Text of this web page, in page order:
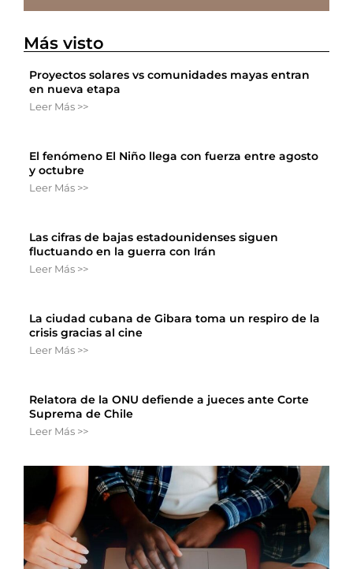
Más visto
Proyectos solares vs comunidades mayas entran
en nueva etapa
Leer Más >>
El fenómeno El Niño llega con fuerza entre agosto
y octubre
Leer Más >>
Las cifras de bajas estadounidenses siguen
fluctuando en la guerra con Irán
Leer Más >>
La ciudad cubana de Gibara toma un respiro de la
crisis gracias al cine
Leer Más >>
Relatora de la ONU defiende a jueces ante Corte
Suprema de Chile
Leer Más >>